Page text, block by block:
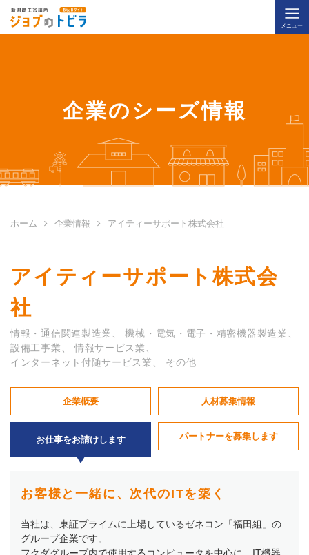
仕事を依頼したい
ジョブのトビラとは
企業のシーズ情報
ホーム 企業情報 アイティーサポート株式会社
アイティーサポート株式会
社
情報・通信関連製造業
機械・電気・電子・精密機器製造業
設備工事業
情報サービス業
インターネット付随サービス業
その他
企業概要 人材募集情報
お仕事をお請けします パートナーを募集します
お客様と一緒に、次代のITを築く
当社は、東証プライムに上場しているゼネコン「福田組」の
グループ企業です。